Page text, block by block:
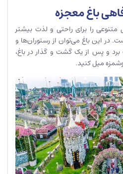
باغ معجزه
متنوعی را برای راحتی و لذت بیشتر
در این باغ می‌توان از رستوران‌ها و
برد و پس از یک گشت و گذار در باغ،
میل کنید.